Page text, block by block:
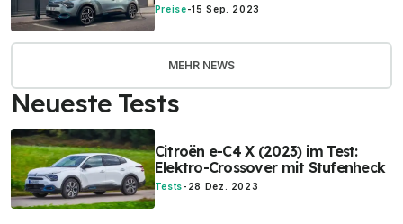
Preise-15 Sep. 2023
MEHR NEWS
Neueste Tests
Citroën e-C4 X (2023) im Test:
Elektro-Crossover mit Stufenheck
Tests- 28 Dez. 2023